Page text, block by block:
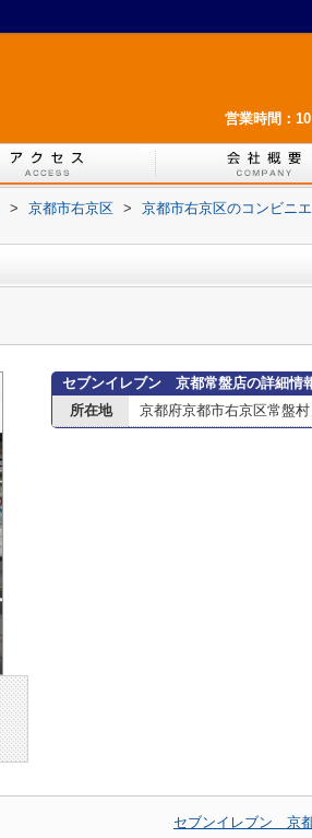
営業時間：
> 京都市右京区 > 京都市右京区のコンビニ
セブンイレブン 京都常盤店の詳細情
所在地
京都府京都市右京区常盤
セブンイレブン 京